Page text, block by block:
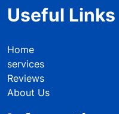
Useful Links
Home
services
Reviews
About Us